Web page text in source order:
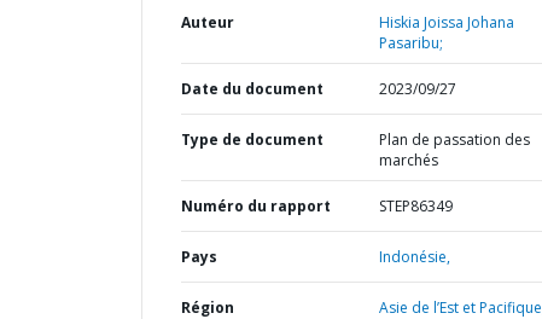
Auteur
Hiskia Joissa Johana
Pasaribu;
Date du document 2023/09/27
Type de document
Plan de passation des
marchés
Numéro du rapport STEP86349
Pays Indonésie,
Région Asie de l’Est et